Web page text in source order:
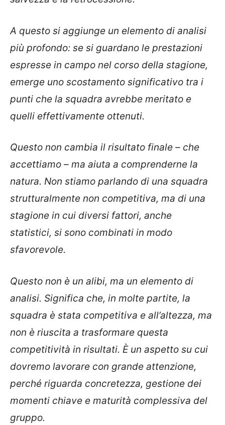
A questo si aggiunge un elemento di analisi
più profondo: se si guardano le prestazioni
espresse in campo nel corso della stagione,
emerge uno scostamento significativo tra i
punti che la squadra avrebbe meritato e
quelli effettivamente ottenuti.
Questo non cambia il risultato finale – che
accettiamo – ma aiuta a comprenderne la
natura. Non stiamo parlando di una squadra
strutturalmente non competitiva, ma di una
stagione in cui diversi fattori, anche
statistici, si sono combinati in modo
sfavorevole.
Questo non è un alibi, ma un elemento di
analisi. Significa che, in molte partite, la
squadra è stata competitiva e all’altezza, ma
non è riuscita a trasformare questa
competitività in risultati. È un aspetto su cui
dovremo lavorare con grande attenzione,
perché riguarda concretezza, gestione dei
momenti chiave e maturità complessiva del
gruppo.